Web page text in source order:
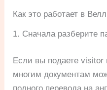
Как это работает в
1. Сначала разберите
Если вы подаете visitor
многим документам
полного перевода на